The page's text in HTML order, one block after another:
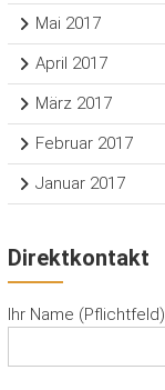
Mai 2017
April 2017
März 2017
Februar 2017
Januar 2017
Direktkontakt
Ihr Name (Pflichtfeld)